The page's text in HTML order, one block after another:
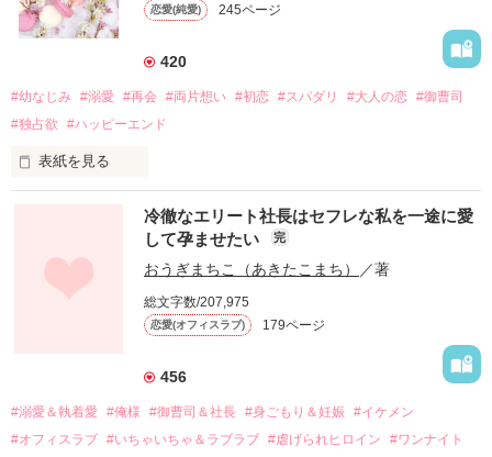
恋愛(純愛) 245ページ
420
#幼なじみ #溺愛 #再会 #両片想い #初恋 #スパダリ #大人の恋 #御曹司
#独占欲
#ハッピーエンド
表紙を見る
幼なじみの哲平に淡い恋心を抱いていた美桜。
しかし、ある出来事をきっかけに二人の関係は壊れてしまう。
関係修復もできないまま、美桜は両親の離婚によって
引っ越すことになり、哲平とも離れ離れになった。
それから約十二年後。
過去の傷から、二度と会いたくないと思っていた哲平に
運命のような再会を果たす。
冷徹なエリート社長はセフレな私を一途に愛
して孕ませたい
完
おうぎまちこ（あきたこまち） ／著
総文字数/207,975
恋愛(オフィスラブ) 179ページ
456
#溺愛＆執着愛 #俺様 #御曹司＆社長 #身ごもり＆妊娠 #イケメン
#オフィスラブ #いちゃいちゃ＆ラブラブ #虐げられヒロイン
#ワンナイト